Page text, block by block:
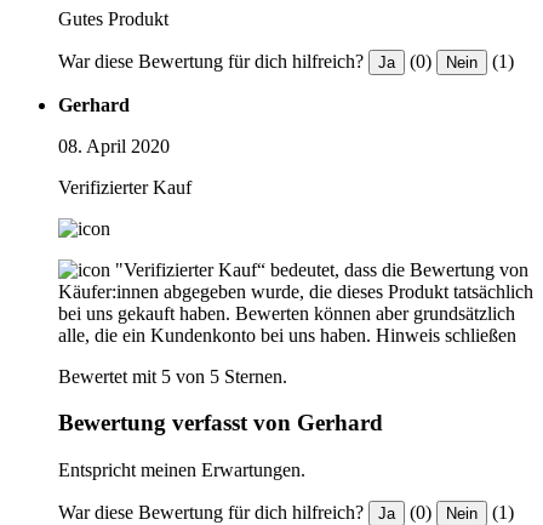
Gutes Produkt
War diese Bewertung für dich hilfreich? Ja (0) Nein (1)
Gerhard
08. April 2020
Verifizierter Kauf
"Verifizierter Kauf“ bedeutet, dass die Bewertung von
Käufer:innen abgegeben wurde, die dieses Produkt tatsächlich
bei uns gekauft haben. Bewerten können aber grundsätzlich
alle, die ein Kundenkonto bei uns haben. Hinweis schließen
Bewertet mit 5 von 5 Sternen.
Bewertung verfasst von Gerhard
Entspricht meinen Erwartungen.
War diese Bewertung für dich hilfreich? Ja (0) Nein (1)